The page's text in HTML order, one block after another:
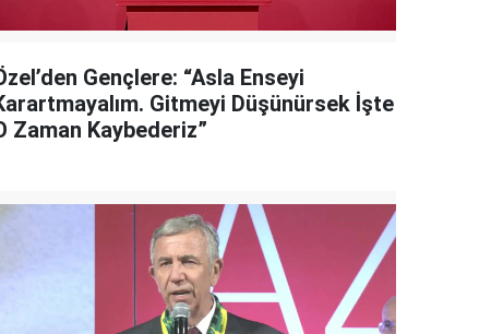
Gençlere: “Asla Enseyi
Gitmeyi Düşünürsek İşte
Zaman Kaybederiz”